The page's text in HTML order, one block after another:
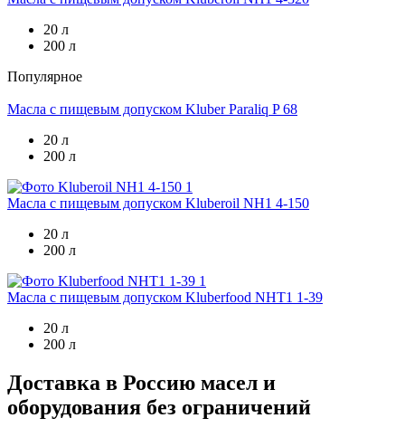
20 л
200 л
Популярное
Масла с пищевым допуском Kluber Paraliq P 68
20 л
200 л
Масла с пищевым допуском Kluberoil NH1 4-150
20 л
200 л
Масла с пищевым допуском Kluberfood NHT1 1-39
20 л
200 л
Доставка в Россию масел и
оборудования без ограничений